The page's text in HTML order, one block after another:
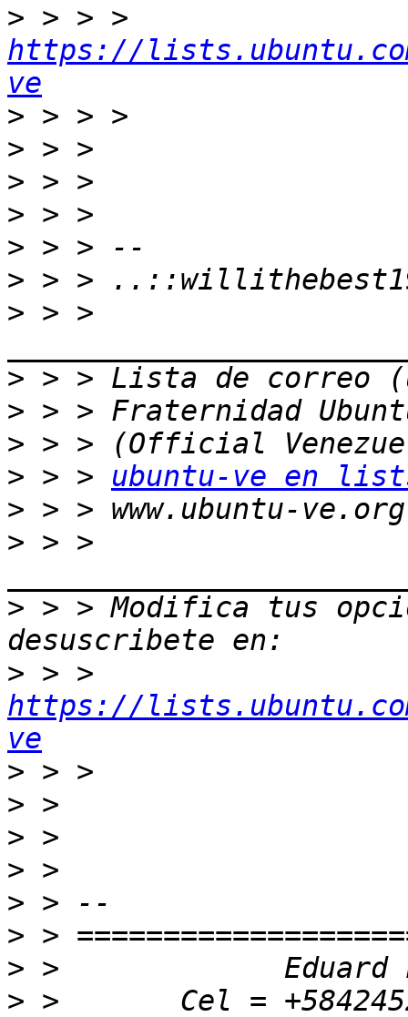
>
https://
ve
>
>
>
>
>
>
> > >
>
>
>
> > > ubuntu-ve en
>
> > >
> > > Modifica tus
>
https://
ve
>
>
>
>
>
>
>
>